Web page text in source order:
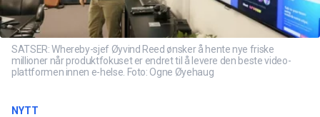
SATSER: Whereby-sjef Øyvind Reed ønsker å hente nye friske
millioner når produktfokuset er endret til å levere den beste video-
plattformen innen e-helse. Foto: Ogne Øyehaug
NYTT